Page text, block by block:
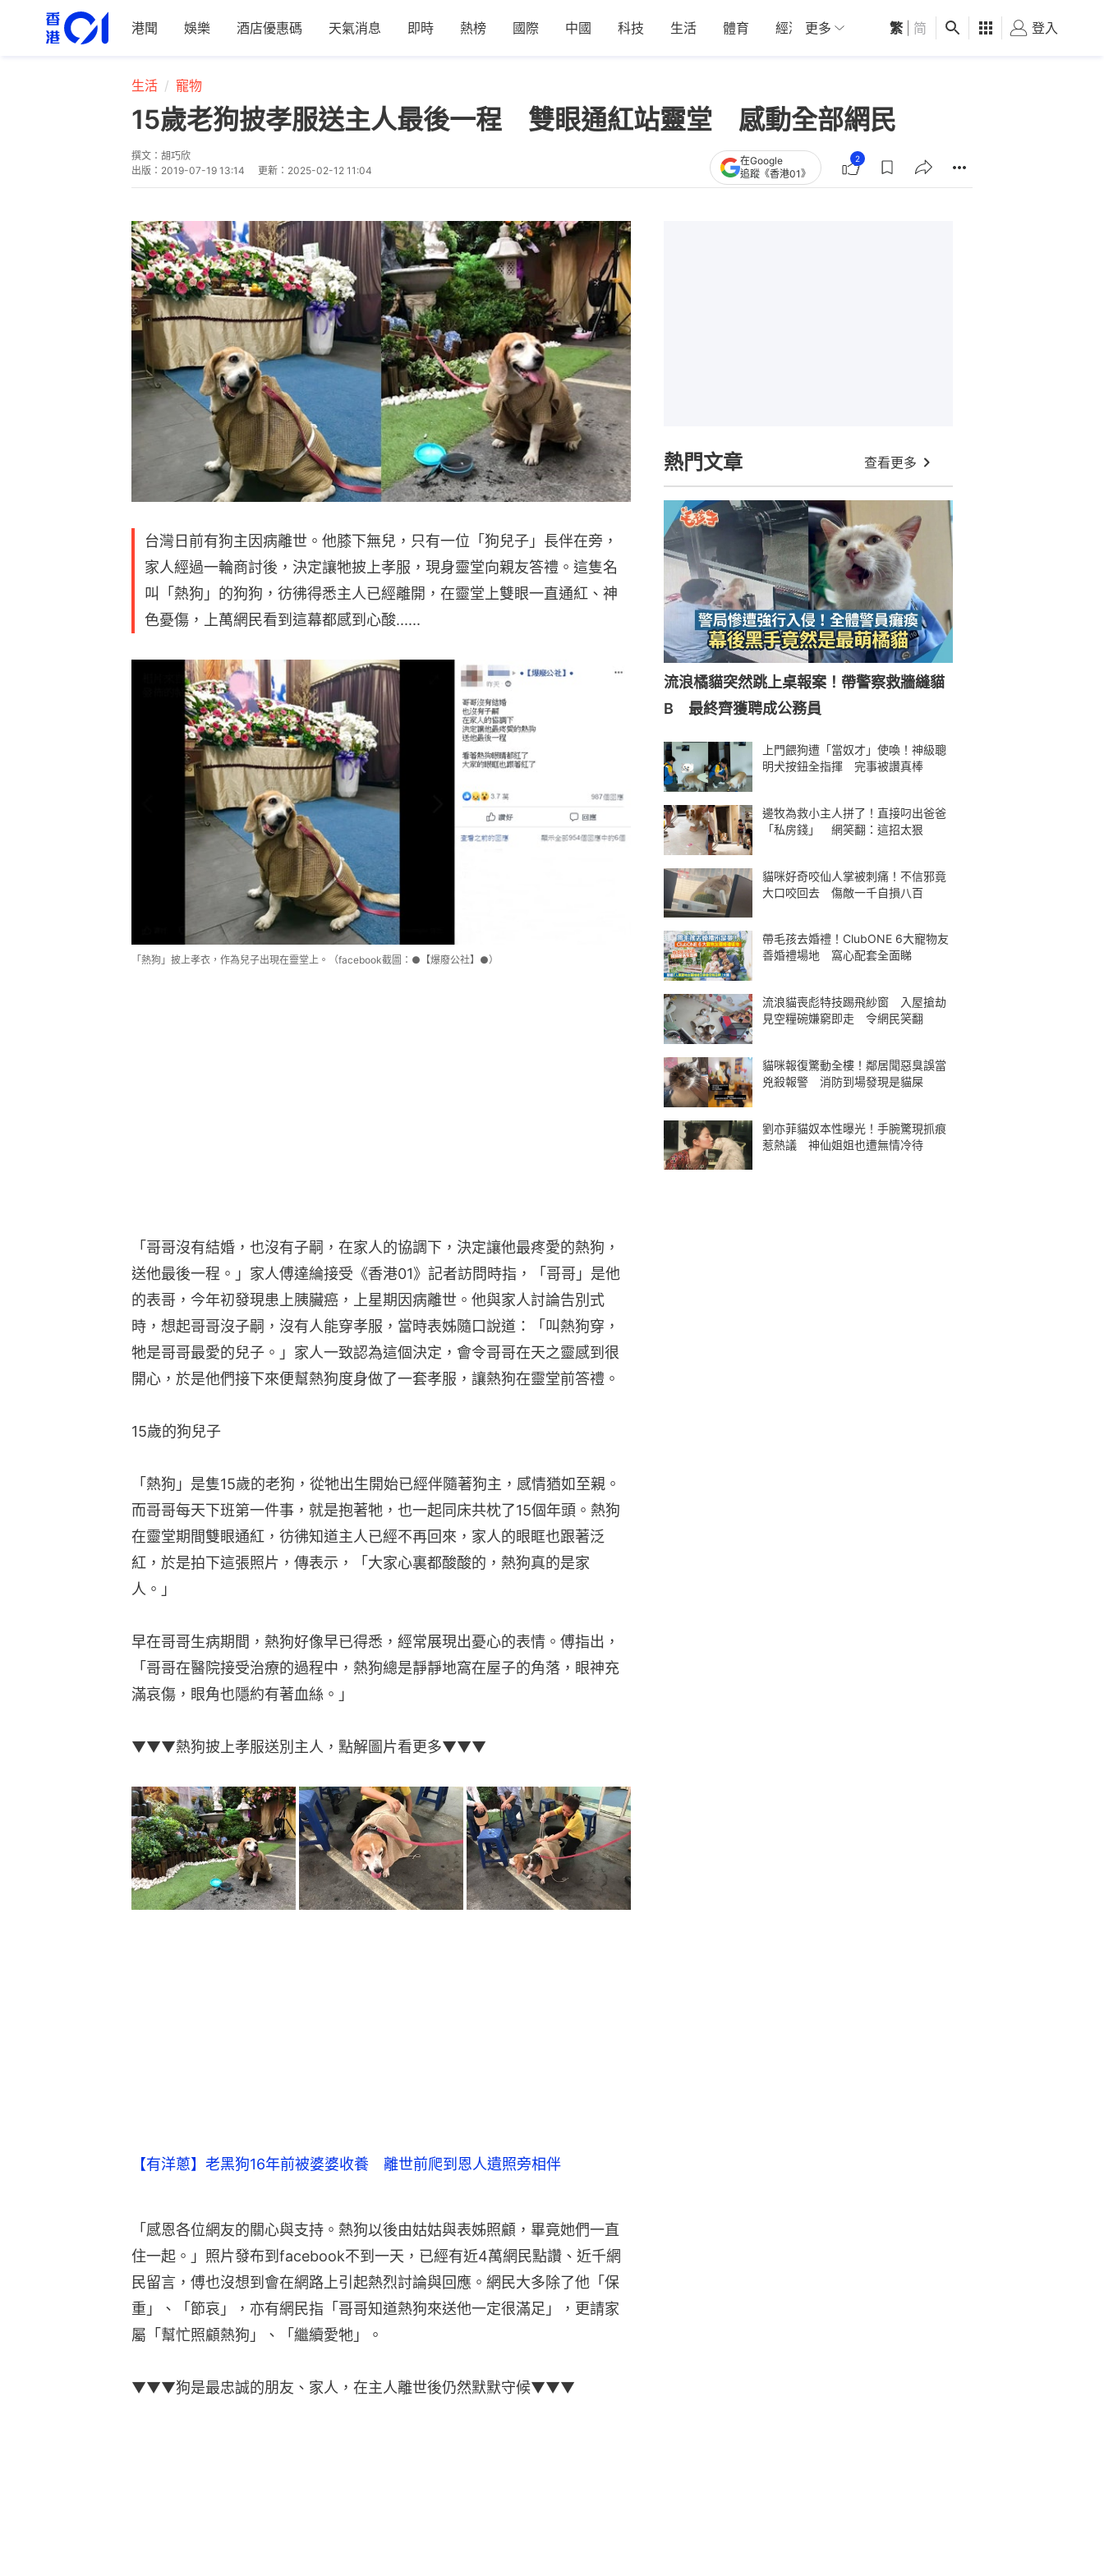
港聞 娛樂 酒店優惠碼 天氣消息 即時 熱榜 國際 中國 科技 生活 體育 經濟 01深圳 觀點 健康 好食玩飛
更多 繁 简 登入
生活 寵物
15歲老狗披孝服送主人最後一程 雙眼通紅站靈堂 感動全部網民
撰文： 胡巧欣
出版： 2019-07-19 13:14 更新： 2025-02-12 11:04
在Google
追蹤《香港01》
2
台灣日前有狗主因病離世。他膝下無兒，只有一位「狗兒子」長伴在旁，
家人經過一輪商討後，決定讓牠披上孝服，現身靈堂向親友答禮。這隻名
叫「熱狗」的狗狗，彷彿得悉主人已經離開，在靈堂上雙眼一直通紅、神
色憂傷，上萬網民看到這幕都感到心酸......
「熱狗」披上孝衣，作為兒子出現在靈堂上。（facebook截圖：●【爆廢公社】●）
「哥哥沒有結婚，也沒有子嗣，在家人的協調下，決定讓他最疼愛的熱狗，
送他最後一程。」家人傅達綸接受《香港01》記者訪問時指，「哥哥」是他
的表哥，今年初發現患上胰臟癌，上星期因病離世。他與家人討論告別式
時，想起哥哥沒子嗣，沒有人能穿孝服，當時表姊隨口說道：「叫熱狗穿，
牠是哥哥最愛的兒子。」家人一致認為這個決定，會令哥哥在天之靈感到很
開心，於是他們接下來便幫熱狗度身做了一套孝服，讓熱狗在靈堂前答禮。
15歲的狗兒子
「熱狗」是隻15歲的老狗，從牠出生開始已經伴隨著狗主，感情猶如至親。
而哥哥每天下班第一件事，就是抱著牠，也一起同床共枕了15個年頭。熱狗
在靈堂期間雙眼通紅，彷彿知道主人已經不再回來，家人的眼眶也跟著泛
紅，於是拍下這張照片，傳表示，「大家心裏都酸酸的，熱狗真的是家
人。」
早在哥哥生病期間，熱狗好像早已得悉，經常展現出憂心的表情。傅指出，
「哥哥在醫院接受治療的過程中，熱狗總是靜靜地窩在屋子的角落，眼神充
滿哀傷，眼角也隱約有著血絲。」
▼▼▼熱狗披上孝服送別主人，點解圖片看更多▼▼▼
【有洋蔥】老黑狗16年前被婆婆收養 離世前爬到恩人遺照旁相伴
「感恩各位網友的關心與支持。熱狗以後由姑姑與表姊照顧，畢竟她們一直
住一起。」照片發布到facebook不到一天，已經有近4萬網民點讚、近千網
民留言，傅也沒想到會在網路上引起熱烈討論與回應。網民大多除了他「保
重」、「節哀」，亦有網民指「哥哥知道熱狗來送他一定很滿足」，更請家
屬「幫忙照顧熱狗」、「繼續愛牠」。
▼▼▼狗是最忠誠的朋友、家人，在主人離世後仍然默默守候▼▼▼
熱門文章 查看更多
流浪橘貓突然跳上桌報案！帶警察救牆縫貓
B 最終齊獲聘成公務員
上門餵狗遭「當奴才」使喚！神級聰
明犬按鈕全指揮 完事被讚真棒
邊牧為救小主人拼了！直接叼出爸爸
「私房錢」 網笑翻：這招太狠
貓咪好奇咬仙人掌被刺痛！不信邪竟
大口咬回去 傷敵一千自損八百
帶毛孩去婚禮！ClubONE 6大寵物友
善婚禮場地 窩心配套全面睇
流浪貓喪彪特技踢飛紗窗 入屋搶劫
見空糧碗嫌窮即走 令網民笑翻
貓咪報復驚動全樓！鄰居聞惡臭誤當
兇殺報警 消防到場發現是貓屎
劉亦菲貓奴本性曝光！手腕驚現抓痕
惹熱議 神仙姐姐也遭無情冷待